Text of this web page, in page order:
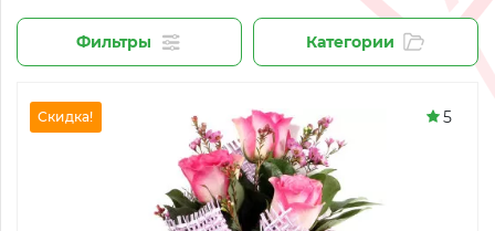
Фильтры Категории
Скидка! 5